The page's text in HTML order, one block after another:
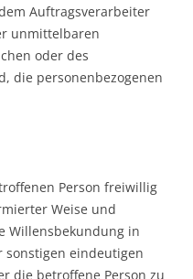
Auftragsverarbeiter
unmittelbaren
oder des
die personenbezogenen
Person freiwillig
Weise und
Willensbekundung in
sonstigen eindeutigen
die betroffene Person zu